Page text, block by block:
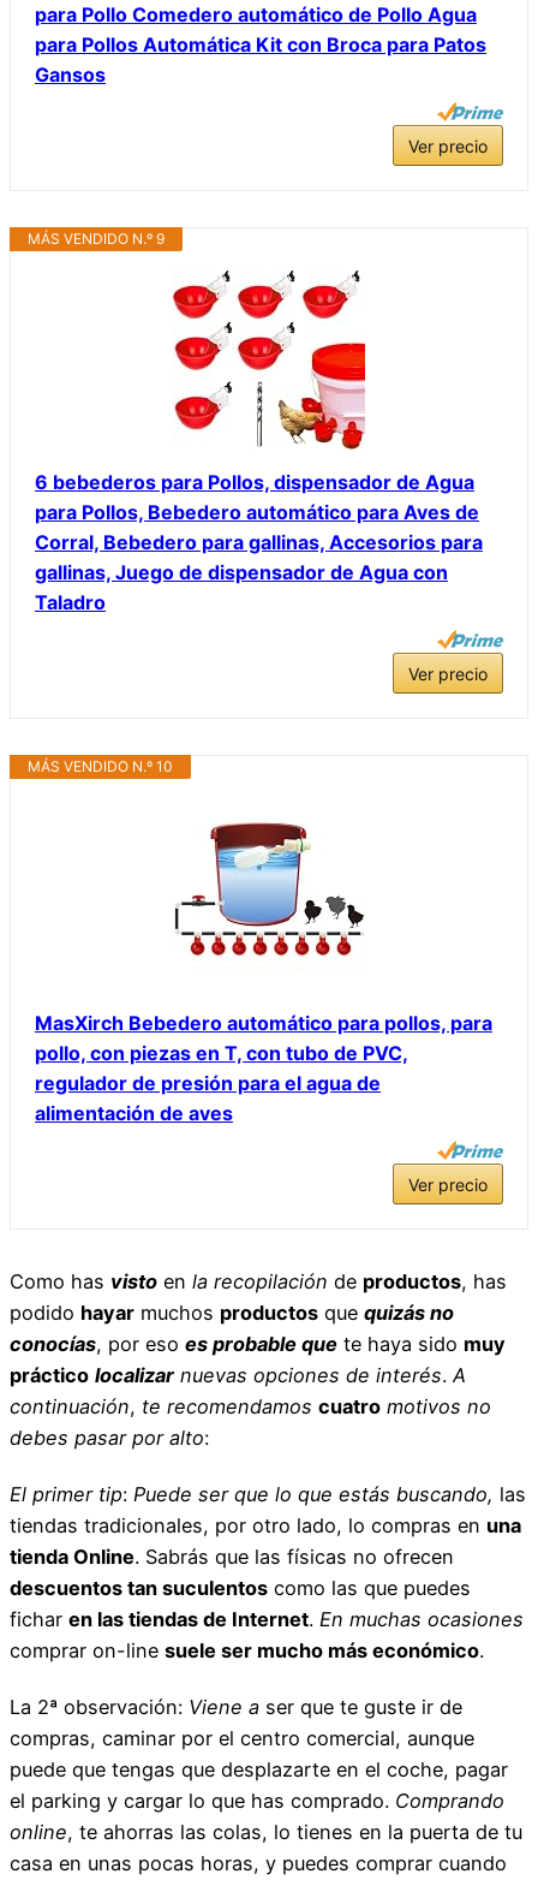
para Pollo Comedero automático de Pollo Agua
para Pollos Automática Kit con Broca para Patos
Gansos
Ver precio
MÁS VENDIDO N.º 9
6 bebederos para Pollos, dispensador de Agua
para Pollos, Bebedero automático para Aves de
Corral, Bebedero para gallinas, Accesorios para
gallinas, Juego de dispensador de Agua con
Taladro
Ver precio
MÁS VENDIDO N.º 10
MasXirch Bebedero automático para pollos, para
pollo, con piezas en T, con tubo de PVC,
regulador de presión para el agua de
alimentación de aves
Ver precio
Como has visto en la recopilación de productos, has
podido hayar muchos productos que quizás no
conocías, por eso es probable que te haya sido muy
práctico localizar nuevas opciones de interés. A
continuación, te recomendamos cuatro motivos no
debes pasar por alto:
El primer tip: Puede ser que lo que estás buscando, las
tiendas tradicionales, por otro lado, lo compras en una
tienda Online. Sabrás que las físicas no ofrecen
descuentos tan suculentos como las que puedes
fichar en las tiendas de Internet. En muchas ocasiones
comprar on-line suele ser mucho más económico.
La 2ª observación: Viene a ser que te guste ir de
compras, caminar por el centro comercial, aunque
puede que tengas que desplazarte en el coche, pagar
el parking y cargar lo que has comprado. Comprando
online, te ahorras las colas, lo tienes en la puerta de tu
casa en unas pocas horas, y puedes comprar cuando